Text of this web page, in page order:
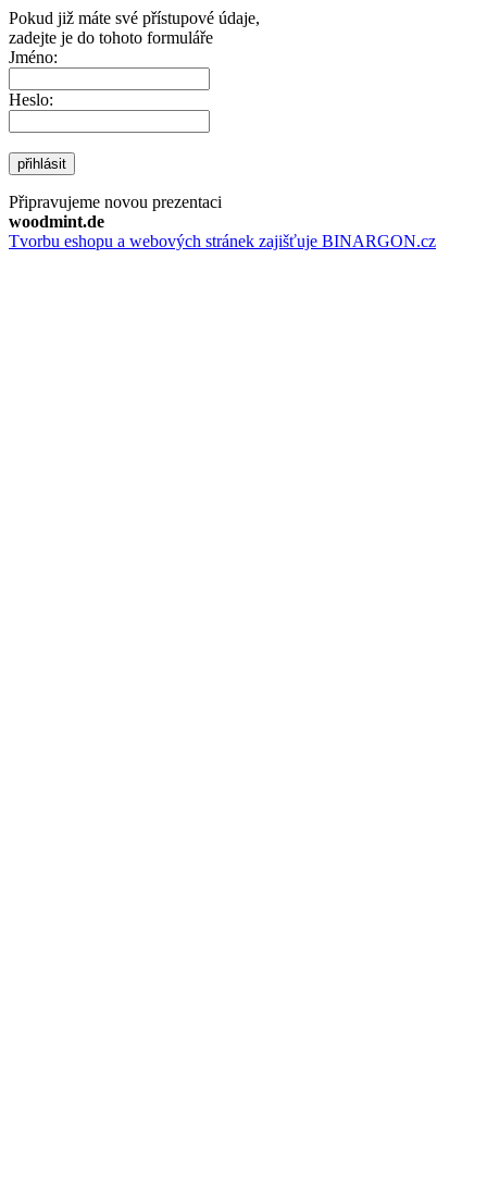
Pokud již máte své přístupové údaje,
zadejte je do tohoto formuláře
Jméno:
Heslo:
přihlásit
Připravujeme novou prezentaci
woodmint.de
Tvorbu eshopu a webových stránek zajišťuje BINARGON.cz